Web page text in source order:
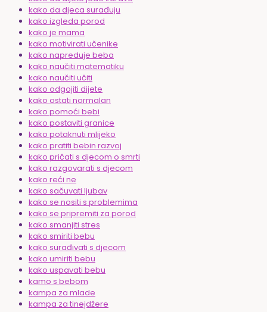
kako da djeca surađuju
kako izgleda porod
kako je mama
kako motivirati učenike
kako napreduje beba
kako naučiti matematiku
kako naučiti učiti
kako odgojiti dijete
kako ostati normalan
kako pomoći bebi
kako postaviti granice
kako potaknuti mlijeko
kako pratiti bebin razvoj
kako pričati s djecom o smrti
kako razgovarati s djecom
kako reći ne
kako sačuvati ljubav
kako se nositi s problemima
kako se pripremiti za porod
kako smanjiti stres
kako smiriti bebu
kako surađivati s djecom
kako umiriti bebu
kako uspavati bebu
kamo s bebom
kampa za mlade
kampa za tinejdžere